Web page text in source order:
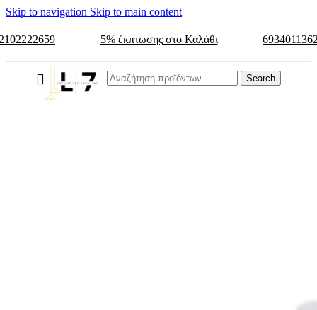
Skip to navigation Skip to main content
5% έκπτωσης στο Καλάθι
Search